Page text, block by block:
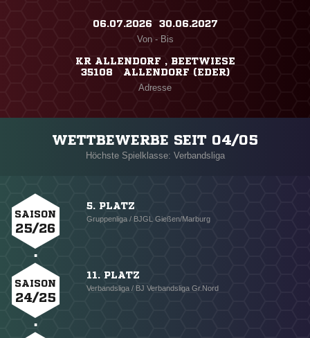
06.07.2026 ​ 30.06.2027
Von - Bis
KR ALLENDORF , BEETWIESE
35108 ALLENDORF (EDER)
Adresse
WETTBEWERBE SEIT 04/05
Höchste Spielklasse: Verbandsliga
SAISON
25/26
5. PLATZ
Gruppenliga / BJGL Gießen/Marburg
SAISON
24/25
11. PLATZ
Verbandsliga / BJ Verbandsliga Gr.Nord